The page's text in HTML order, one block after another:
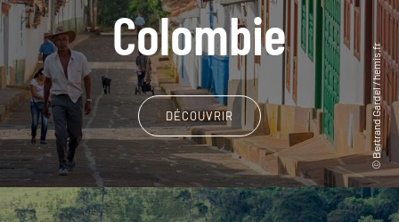
Colombie
DÉCOUVRIR